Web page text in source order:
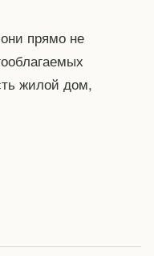
прямо не
жилой дом,